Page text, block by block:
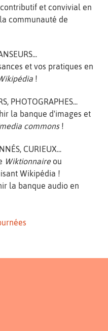
et convivial en
communauté de
et vos pratiques en
!
PHOTOGRAPHES...
la banque d'images et
commons!
CURIEUX...
Wiktionnaireou
Wikipédia !
la banque audio en